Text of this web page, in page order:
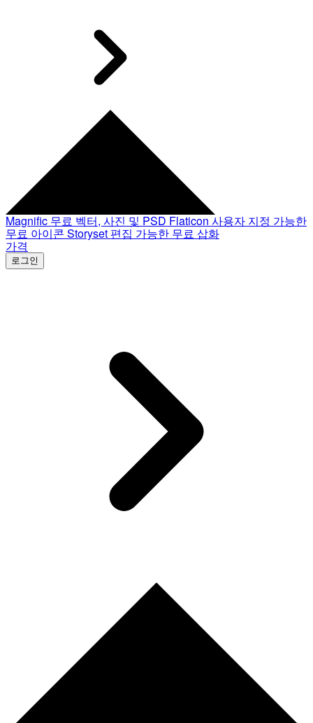
Magnific 무료 벡터, 사진 및 PSD Flaticon 사용자 지정 가능한
무료 아이콘 Storyset 편집 가능한 무료 삽화
가격
로그인